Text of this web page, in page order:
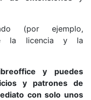
(por ejemplo,
la licencia y la
y puedes
y patrones de
con solo unos